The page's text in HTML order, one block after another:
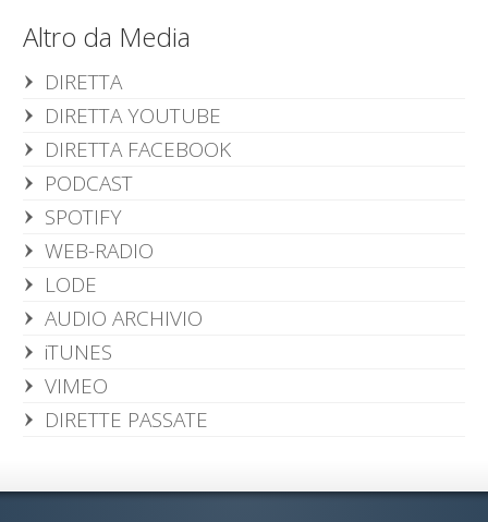
Altro da Media
DIRETTA
DIRETTA YOUTUBE
DIRETTA FACEBOOK
PODCAST
SPOTIFY
WEB-RADIO
LODE
AUDIO ARCHIVIO
iTUNES
VIMEO
DIRETTE PASSATE